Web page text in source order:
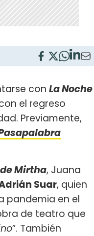
con La Noche
el regreso
Previamente,
Mirtha, Juana
Suar, quien
pandemia en el
de teatro que
”. También